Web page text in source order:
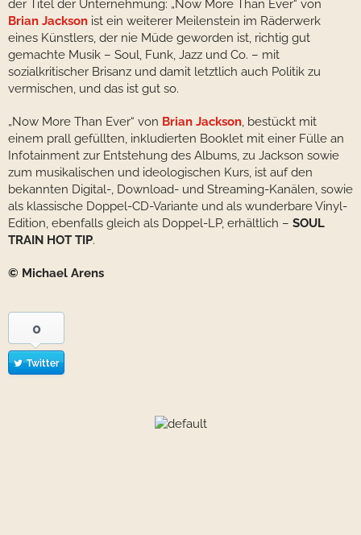
der Titel der Unternehmung: „Now More Than Ever“ von
Brian Jackson ist ein weiterer Meilenstein im Räderwerk
eines Künstlers, der nie Müde geworden ist, richtig gut
gemachte Musik – Soul, Funk, Jazz und Co. – mit
sozialkritischer Brisanz und damit letztlich auch Politik zu
vermischen, und das ist gut so.
„Now More Than Ever“ von Brian Jackson, bestückt mit
einem prall gefüllten, inkludierten Booklet mit einer Fülle an
Infotainment zur Entstehung des Albums, zu Jackson sowie
zum musikalischen und ideologischen Kurs, ist auf den
bekannten Digital-, Download- und Streaming-Kanälen, sowie
als klassische Doppel-CD-Variante und als wunderbare Vinyl-
Edition, ebenfalls gleich als Doppel-LP, erhältlich – SOUL
TRAIN HOT TIP.
© Michael Arens
0
Twitter